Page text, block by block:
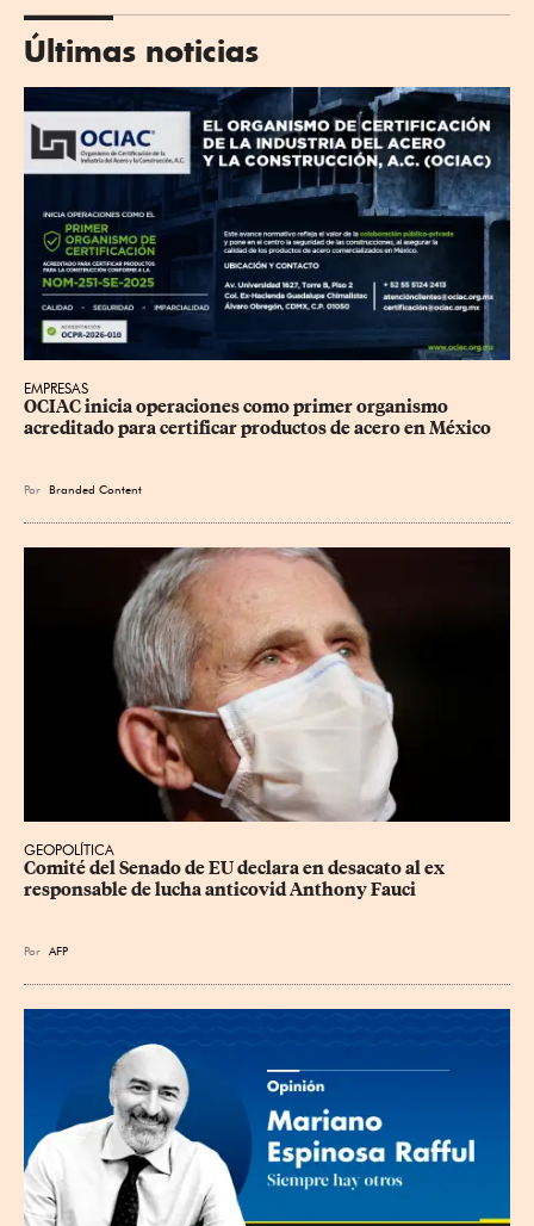
Últimas noticias
EMPRESAS
OCIAC inicia operaciones como primer organismo
acreditado para certificar productos de acero en México
Por Branded Content
GEOPOLÍTICA
Comité del Senado de EU declara en desacato al ex
responsable de lucha anticovid Anthony Fauci
Por AFP